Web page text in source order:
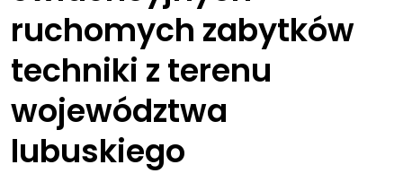
ruchomych zabytków
techniki z terenu
województwa
lubuskiego